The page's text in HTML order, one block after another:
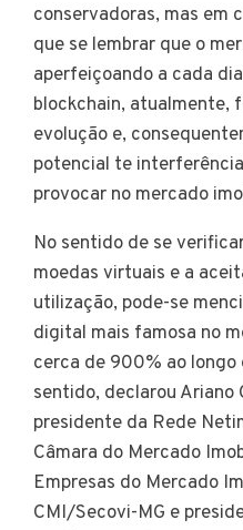
conservadoras, mas em
que se lembrar que o
aperfeiçoando a cada
blockchain, atualmente,
evolução e,
potencial te
provocar no mercado
No sentido de se
moedas virtuais e a
utilização, pode-se
digital mais famosa no
cerca de 900% ao longo
sentido, declarou Ariano
presidente da Rede
Câmara do Mercado
Empresas do Mercado
CMI/Secovi-MG e